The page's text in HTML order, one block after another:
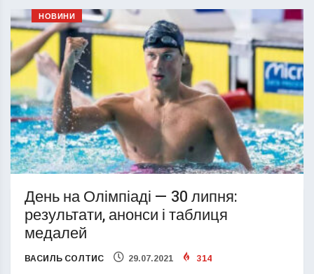
НОВИНИ
День на Олімпіаді — 30 липня:
результати, анонси і таблиця
медалей
ВАСИЛЬ СОЛТИС 29.07.2021 314